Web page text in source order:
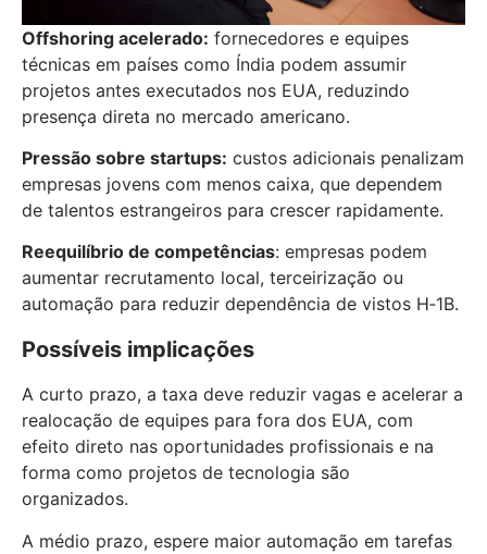
Offshoring acelerado: fornecedores e equipes
técnicas em países como Índia podem assumir
projetos antes executados nos EUA, reduzindo
presença direta no mercado americano.
Pressão sobre startups: custos adicionais penalizam
empresas jovens com menos caixa, que dependem
de talentos estrangeiros para crescer rapidamente.
Reequilíbrio de competências: empresas podem
aumentar recrutamento local, terceirização ou
automação para reduzir dependência de vistos H‑1B.
Possíveis implicações
A curto prazo, a taxa deve reduzir vagas e acelerar a
realocação de equipes para fora dos EUA, com
efeito direto nas oportunidades profissionais e na
forma como projetos de tecnologia são
organizados.
A médio prazo, espere maior automação em tarefas